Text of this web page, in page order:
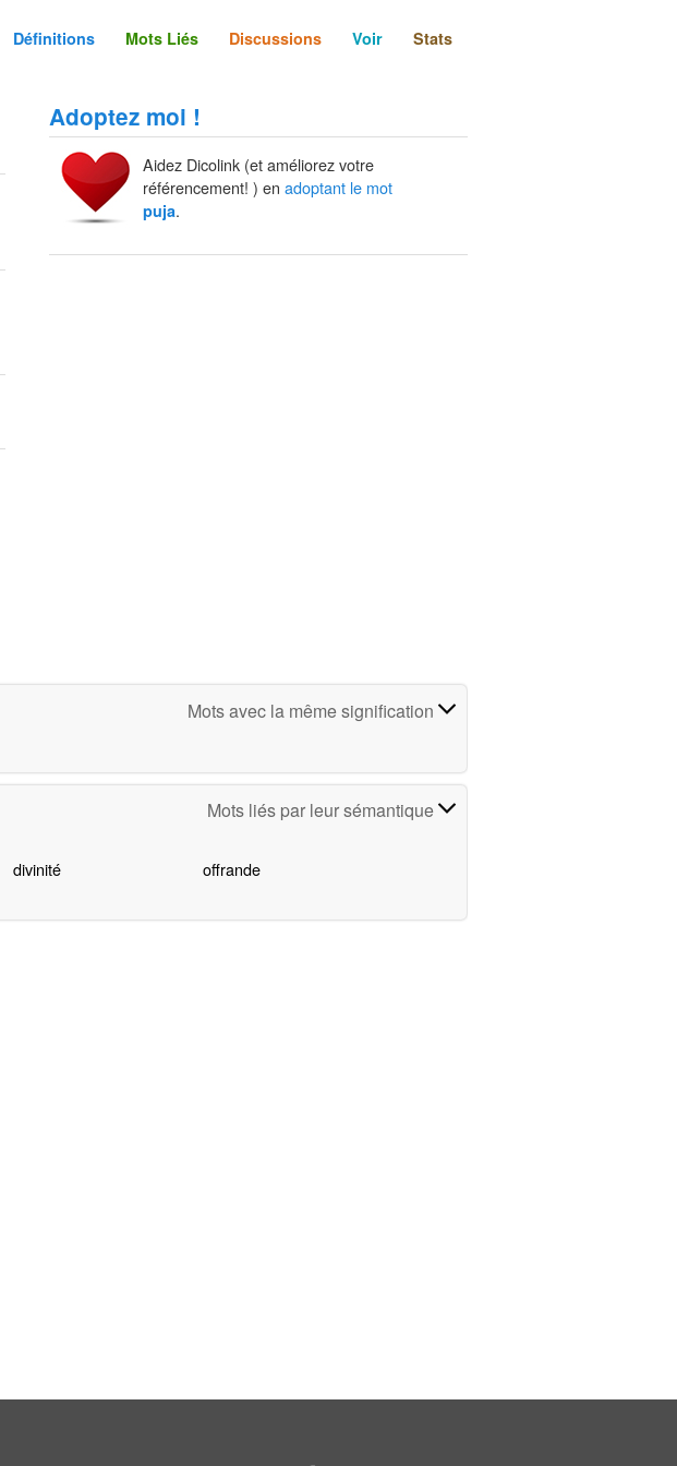
Définitions Mots Liés Discussions Voir Stats
Adoptez moi !
Aidez Dicolink (et améliorez votre
référencement! ) en adoptant le mot
puja.
Mots avec la même signification
Mots liés par leur sémantique
divinité offrande